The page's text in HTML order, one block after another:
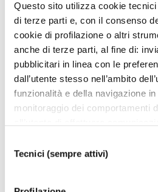
Questo sito utilizza cookie
di terze parti e, con il consenso
cookie di profilazione o altri
anche di terze parti, al fine di:
pubblicitari in linea con le
dall’utente stesso nell’ambito
funzionalità e della navigazione
monitoraggio dei comportamenti
TUTTI”, l’utente acconsente
tecnici, inclusi quindi quelli di
social. Il consenso è facoltativo
delTecnici (sempre attivi)
SCARICA LOCANDINA
I prossimi
IL CALENDARIO